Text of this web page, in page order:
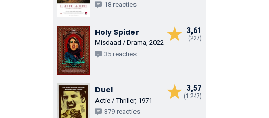
18 reacties
3,61
(227)
Holy Spider
Misdaad / Drama, 2022
35 reacties
3,57
(1.247)
Duel
Actie / Thriller, 1971
379 reacties